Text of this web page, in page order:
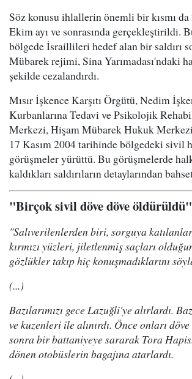
Söz konusu ihlallerin önemli bir kısmı da
Ekim ayı ve sonrasında gerçekleştirildi.
bölgede İsraillileri hedef alan bir saldırı
Mübarek rejimi, Sina Yarımadası'ndaki
şekilde cezalandırdı.
Mısır İşkence Karşıtı Örgütü, Nedim
Kurbanlarına Tedavi ve Psikolojik
Merkezi, Hişam Mübarek Hukuk
17 Kasım 2004 tarihinde bölgedeki sivil
görüşmeler yürüttü. Bu görüşmelerde
kaldıkları saldırıların detaylarından
"Birçok sivil döve döve öldürüldü"
"Salıverilenlerden biri, sorguya
kırmızı yüzleri, jiletlenmiş saçları
gözlükler takıp hiç konuşmadıklarını
(...)
Bazılarımızı gece Lazuğli'ye alırlardı.
ve kuzenleri ile alınırdı. Önce onları
sonra bir battaniyeye sararak Tora
dönen otobüslerin bagajına atarlardı.